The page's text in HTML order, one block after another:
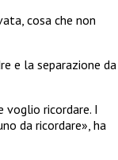
cosa che non
e la separazione da
voglio ricordare. I
da ricordare», ha